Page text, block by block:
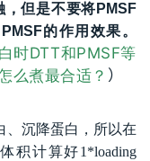
，但是不要将PMSF
的作用效果。
时DTT和PMSF等
么煮最合适？ ）
、沉降蛋白，所以在
积计算好1*loading